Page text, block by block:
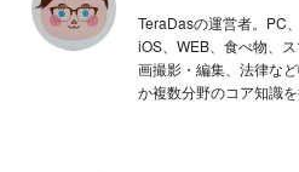
TeraDasの運営者。PC
iOS、WEB、食べ物、
画撮影・編集、法律な
か複数分野のコア知識